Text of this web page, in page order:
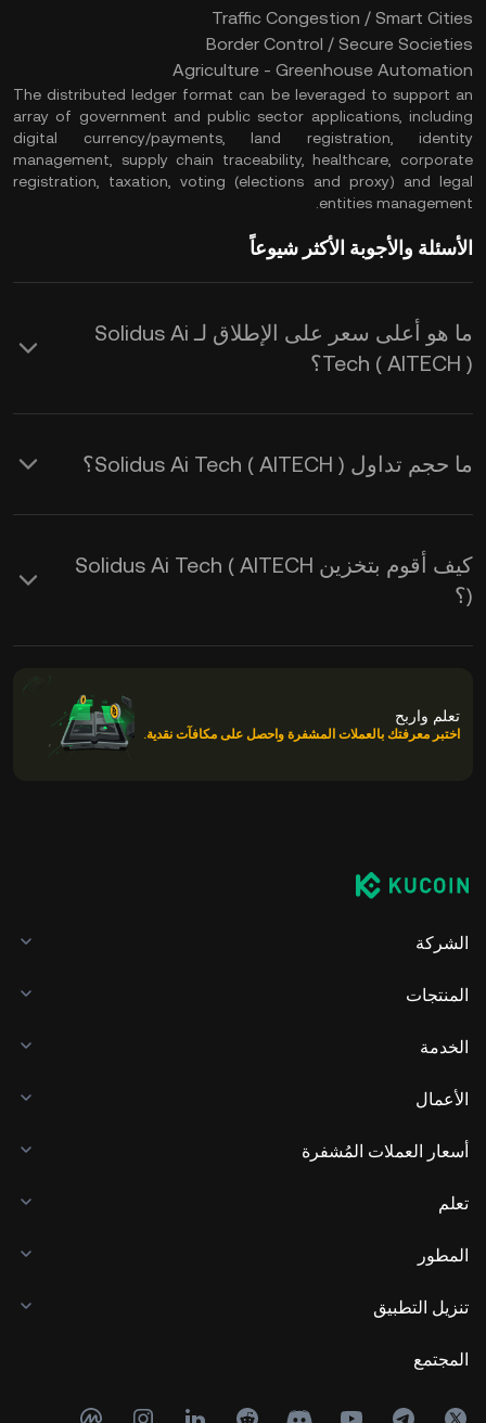
Traffic Congestion / Smart Cities
Border Control / Secure Societies
Agriculture - Greenhouse Automation
The distributed ledger format can be leveraged to support an
array of government and public sector applications, including
digital currency/payments, land registration, identity
management, supply chain traceability, healthcare, corporate
registration, taxation, voting (elections and proxy) and legal
entities management.
الأسئلة والأجوبة الأكثر شيوعاً
ما هو أعلى سعر على الإطلاق لـ Solidus Ai
Tech ( AITECH )؟
ما حجم تداول Solidus Ai Tech ( AITECH )؟
كيف أقوم بتخزين Solidus Ai Tech ( AITECH
)؟
تعلم واربح
اختبر معرفتك بالعملات المشفرة واحصل على مكافآت نقدية.
الشركة
المنتجات
الخدمة
الأعمال
أسعار العملات المُشفرة
تعلم
المطور
تنزيل التطبيق
المجتمع